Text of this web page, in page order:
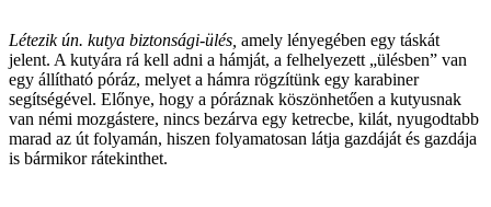
Létezik ún. kutya biztonsági-ülés, amely lényegében egy táskát
jelent. A kutyára rá kell adni a hámját, a felhelyezett „ülésben” van
egy állítható póráz, melyet a hámra rögzítünk egy karabiner
segítségével. Előnye, hogy a póráznak köszönhetően a kutyusnak
van némi mozgástere, nincs bezárva egy ketrecbe, kilát, nyugodtabb
marad az út folyamán, hiszen folyamatosan látja gazdáját és gazdája
is bármikor rátekinthet.